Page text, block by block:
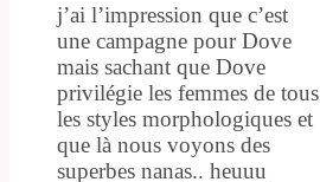
j’ai l’impression que c’est
une campagne pour Dove
mais sachant que Dove
privilégie les femmes de tous
les styles morphologiques et
que là nous voyons des
superbes nanas.. heuuu